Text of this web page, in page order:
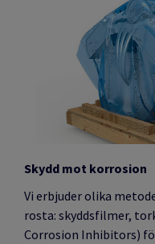
Skydd mot korrosion
Vi erbjuder olika
rosta: skyddsfilmer,
Corrosion Inhibitors)